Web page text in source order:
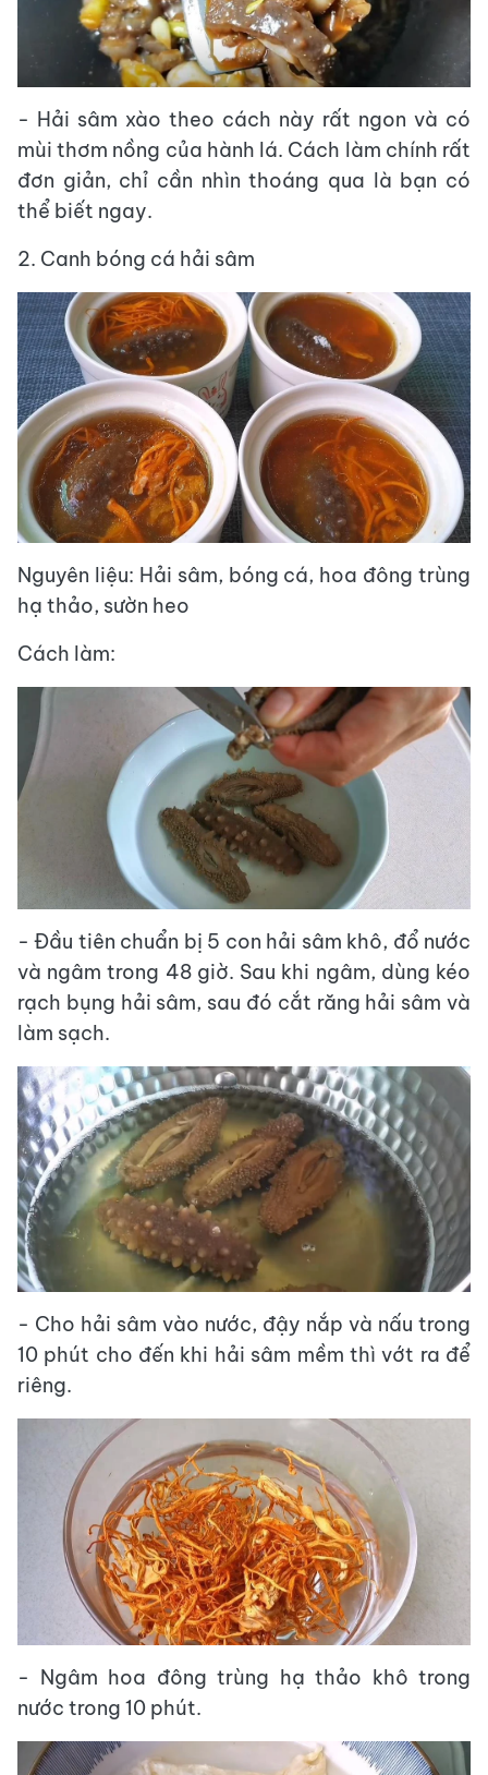
- Hải sâm xào theo cách này rất ngon và có
mùi thơm nồng của hành lá. Cách làm chính rất
đơn giản, chỉ cần nhìn thoáng qua là bạn có
thể biết ngay.
2. Canh bóng cá hải sâm
Nguyên liệu: Hải sâm, bóng cá, hoa đông trùng
hạ thảo, sườn heo
Cách làm:
- Đầu tiên chuẩn bị 5 con hải sâm khô, đổ nước
và ngâm trong 48 giờ. Sau khi ngâm, dùng kéo
rạch bụng hải sâm, sau đó cắt răng hải sâm và
làm sạch.
- Cho hải sâm vào nước, đậy nắp và nấu trong
10 phút cho đến khi hải sâm mềm thì vớt ra để
riêng.
- Ngâm hoa đông trùng hạ thảo khô trong
nước trong 10 phút.